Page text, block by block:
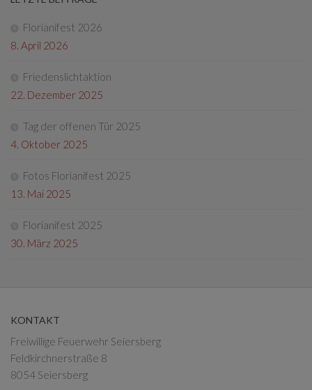
Florianifest 2026
8. April 2026
Friedenslichtaktion
22. Dezember 2025
Tag der offenen Tür 2025
4. Oktober 2025
Fotos Florianifest 2025
13. Mai 2025
Florianifest 2025
30. März 2025
KONTAKT
Freiwillige Feuerwehr Seiersberg
Feldkirchnerstraße 8
8054 Seiersberg